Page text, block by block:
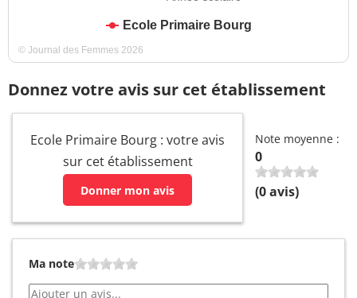
Ecole Primaire Bourg
© Journal des Femmes 2026
Donnez votre avis sur cet établissement
Ecole Primaire Bourg : votre avis
sur cet établissement
Donner mon avis
Note moyenne :
0
(0avis)
Ma note